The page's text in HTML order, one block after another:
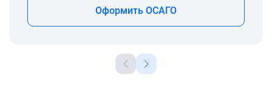
Оформить ОСАГО